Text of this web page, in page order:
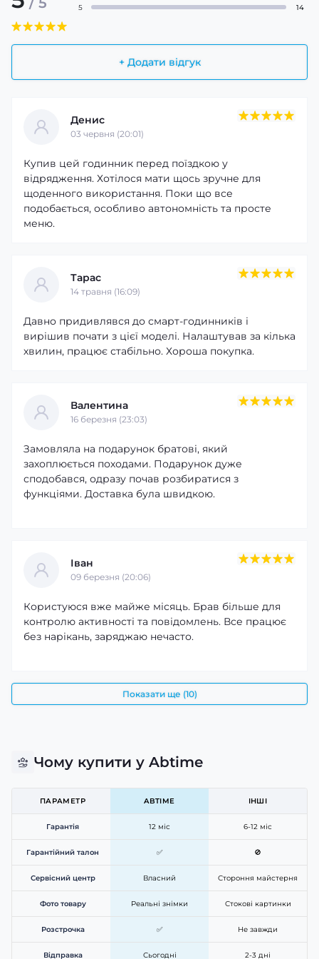
Міцний корпус і комфортний ремінець забезпечують
зручність під час тривалого носіння. Modfit Navi
Compass Black стане чудовим вибором для роботи,
спорту, подорожей та активного відпочинку,
+ Додати відгук
5 14
Денис
03 червня (20:01)
Купив цей годинник перед поїздкою у
відрядження. Хотілося мати щось зручне для
щоденного використання. Поки що все
подобається, особливо автономність та просте
меню.
Тарас
14 травня (16:09)
Давно придивлявся до смарт-годинників і
вирішив почати з цієї моделі. Налаштував за кілька
хвилин, працює стабільно. Хороша покупка.
Валентина
16 березня (23:03)
Замовляла на подарунок братові, який
захоплюється походами. Подарунок дуже
сподобався, одразу почав розбиратися з
функціями. Доставка була швидкою.
Іван
09 березня (20:06)
Користуюся вже майже місяць. Брав більше для
контролю активності та повідомлень. Все працює
без нарікань, заряджаю нечасто.
Показати ще (10)
Чому купити у Abtime
ПАРАМЕТР ABTIME ІНШІ
Гарантія 12 міс 6-12 міс
Гарантійний талон ✅ 🚫
Сервісний центр Власний Стороння майстерня
Фото товару Реальні знімки Стокові картинки
Розстрочка ✅ Не завжди
Відправка Сьогодні 2-3 дні